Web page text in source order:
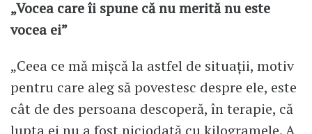
„Vocea care îi spune că nu merită nu este
vocea ei”
„Ceea ce mă mișcă la astfel de situații, motiv
pentru care aleg să povestesc despre ele, este
cât de des persoana descoperă, în terapie, că